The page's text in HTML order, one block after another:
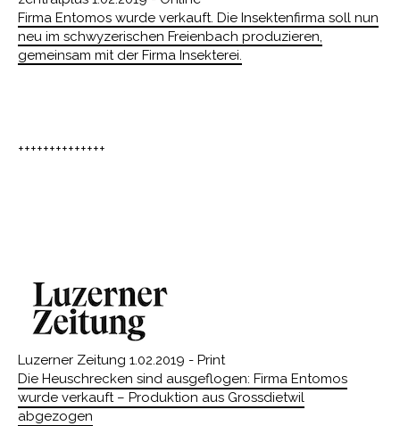
Firma Entomos wurde verkauft. Die Insektenfirma soll nun
neu im schwyzerischen Freienbach produzieren,
gemeinsam mit der Firma Insekterei.
++++++++++++++
Luzerner Zeitung 1.02.2019 - Print
Die Heuschrecken sind ausgeflogen: Firma Entomos
wurde verkauft – Produktion aus Grossdietwil
abgezogen